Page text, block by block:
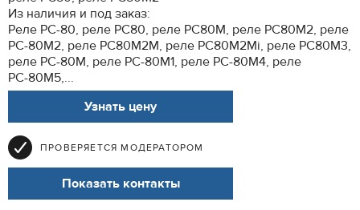
Из наличия и под заказ:
Реле РС-80, реле РС80, реле РС80М, реле РС80М2, реле
РС-80М2, реле РС80М2М, реле РС80М2Мi, реле РС80М3,
реле РС-80М, реле РС-80М1, реле РС-80М4, реле
РС-80М5,...
Узнать цену
ПРОВЕРЯЕТСЯ МОДЕРАТОРОМ
Показать контакты